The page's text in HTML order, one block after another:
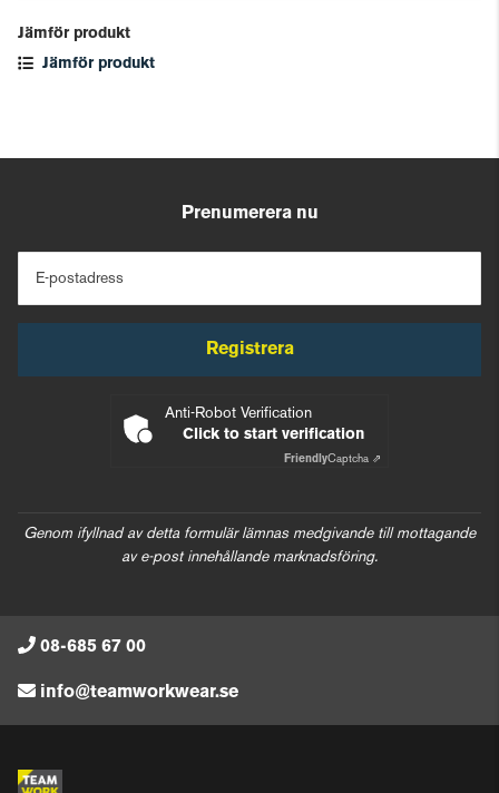
Jämför produkt
Jämför produkt
Prenumerera nu
E-postadress
Registrera
Anti-Robot Verification
Click to start verification
FriendlyCaptcha ⇗
Genom ifyllnad av detta formulär lämnas medgivande till mottagande
av e-post innehållande marknadsföring.
08-685 67 00
info@teamworkwear.se